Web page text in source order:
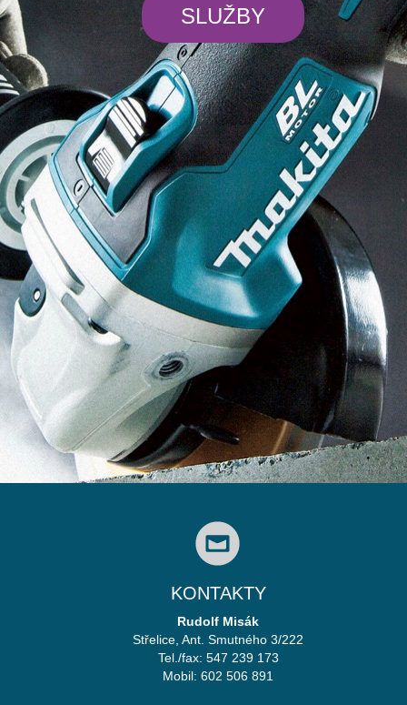
SLUŽBY
KONTAKTY
Rudolf Misák
Střelice, Ant. Smutného 3/222
Tel./fax: 547 239 173
Mobil: 602 506 891